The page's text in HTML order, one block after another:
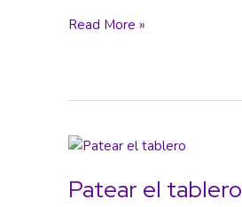
¡Reclama
Read More »
Patear el tablero